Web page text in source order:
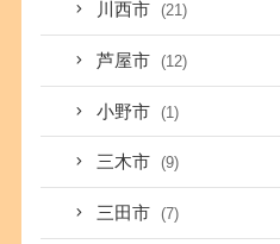
川西市 (21)
芦屋市 (12)
小野市 (1)
三木市 (9)
三田市 (7)